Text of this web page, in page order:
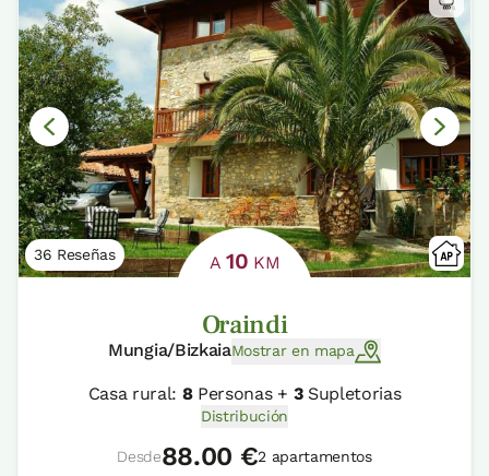
36 Reseñas A 10 KM
Oraindi
Mungia/BizkaiaMostrar en mapa
Casa rural: 8Personas + 3Supletorias
Distribución
Desde88.00 €2 apartamentos